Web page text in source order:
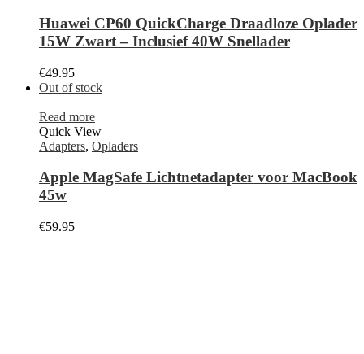
Huawei CP60 QuickCharge Draadloze Oplader
15W Zwart – Inclusief 40W Snellader
€49.95
Out of stock
Read more
Quick View
Adapters, Opladers
Apple MagSafe Lichtnetadapter voor MacBook
45w
€59.95